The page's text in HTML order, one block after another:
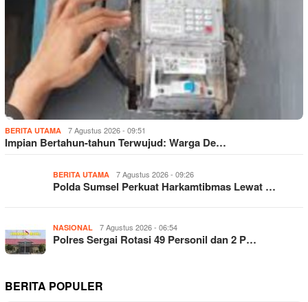
BERITA UTAMA 7 Agustus 2026 - 09:51
Impian Bertahun-tahun Terwujud: Warga De…
BERITA UTAMA 7 Agustus 2026 - 09:26
Polda Sumsel Perkuat Harkamtibmas Lewat …
NASIONAL 7 Agustus 2026 - 06:54
Polres Sergai Rotasi 49 Personil dan 2 P…
BERITA POPULER